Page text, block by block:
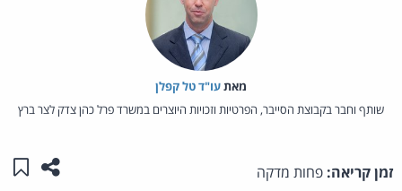
מאת‏עו"ד טל קפלן
שותף וחבר בקבוצת הסייבר, הפרטיות וזכויות היוצרים במשרד פרל כהן צדק לצר ברץ
זמן קריאה: פחות מדקה שתפו